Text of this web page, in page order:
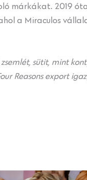
márkákat. 2019
a Miraculos
sütit, mint
Reasons export